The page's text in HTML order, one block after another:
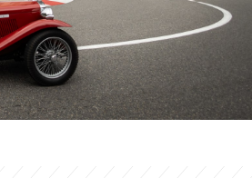
postupně trousí
let, tak jsou
tak tomu bylo začátkem
veteránského závodu
i moderátor CNN